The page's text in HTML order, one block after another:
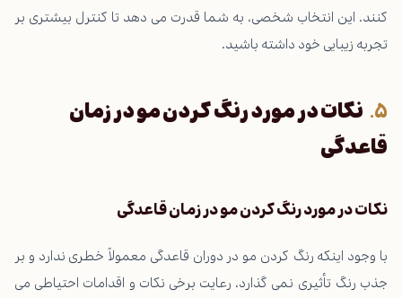
کنند. این انتخاب شخصی، به شما قدرت می دهد تا کنترل بیشتری بر
تجربه زیبایی خود داشته باشید.
نکات در مورد رنگ کردن مو در زمان
قاعدگی
نکات در مورد رنگ کردن مو در زمان قاعدگی
با وجود اینکه رنگ کردن مو در دوران قاعدگی معمولاً خطری ندارد و بر
جذب رنگ تأثیری نمی گذارد، رعایت برخی نکات و اقدامات احتیاطی می